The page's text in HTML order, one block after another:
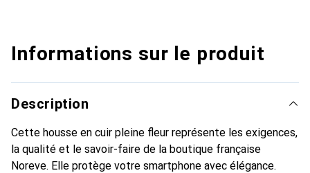
Informations sur le produit
Description
Cette housse en cuir pleine fleur représente les exigences,
la qualité et le savoir-faire de la boutique française
Noreve. Elle protège votre smartphone avec élégance.